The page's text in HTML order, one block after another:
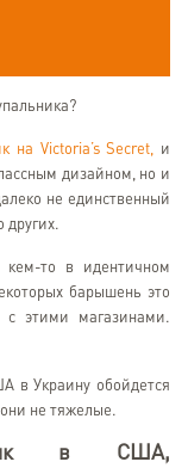
на Victoria’s Secret, и
дизайном, но и
не единственный
других.
кем-то в идентичном
барышень это
с этими магазинами.
в Украину обойдется
не тяжелые.
в США,